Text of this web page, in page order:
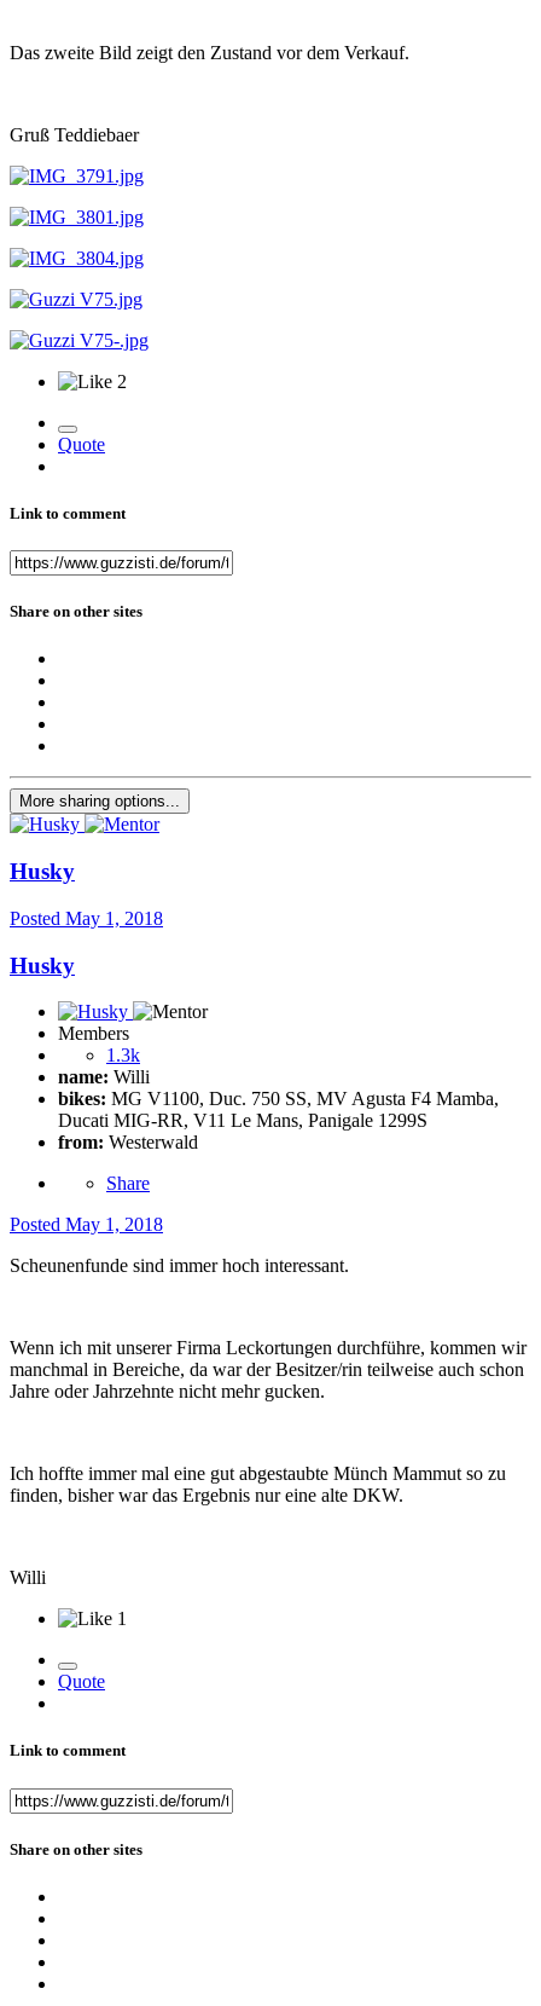
Das zweite Bild zeigt den Zustand vor dem Verkauf.
Gruß Teddiebaer
2
Quote
Link to comment
Share on other sites
More sharing options...
Husky
Posted May 1, 2018
Husky
Members
1.3k
name: Willi
bikes: MG V1100, Duc. 750 SS, MV Agusta F4 Mamba,
Ducati MIG-RR, V11 Le Mans, Panigale 1299S
from: Westerwald
Share
Posted May 1, 2018
Scheunenfunde sind immer hoch interessant.
Wenn ich mit unserer Firma Leckortungen durchführe, kommen wir
manchmal in Bereiche, da war der Besitzer/rin teilweise auch schon
Jahre oder Jahrzehnte nicht mehr gucken.
Ich hoffte immer mal eine gut abgestaubte Münch Mammut so zu
finden, bisher war das Ergebnis nur eine alte DKW.
Willi
1
Quote
Link to comment
Share on other sites